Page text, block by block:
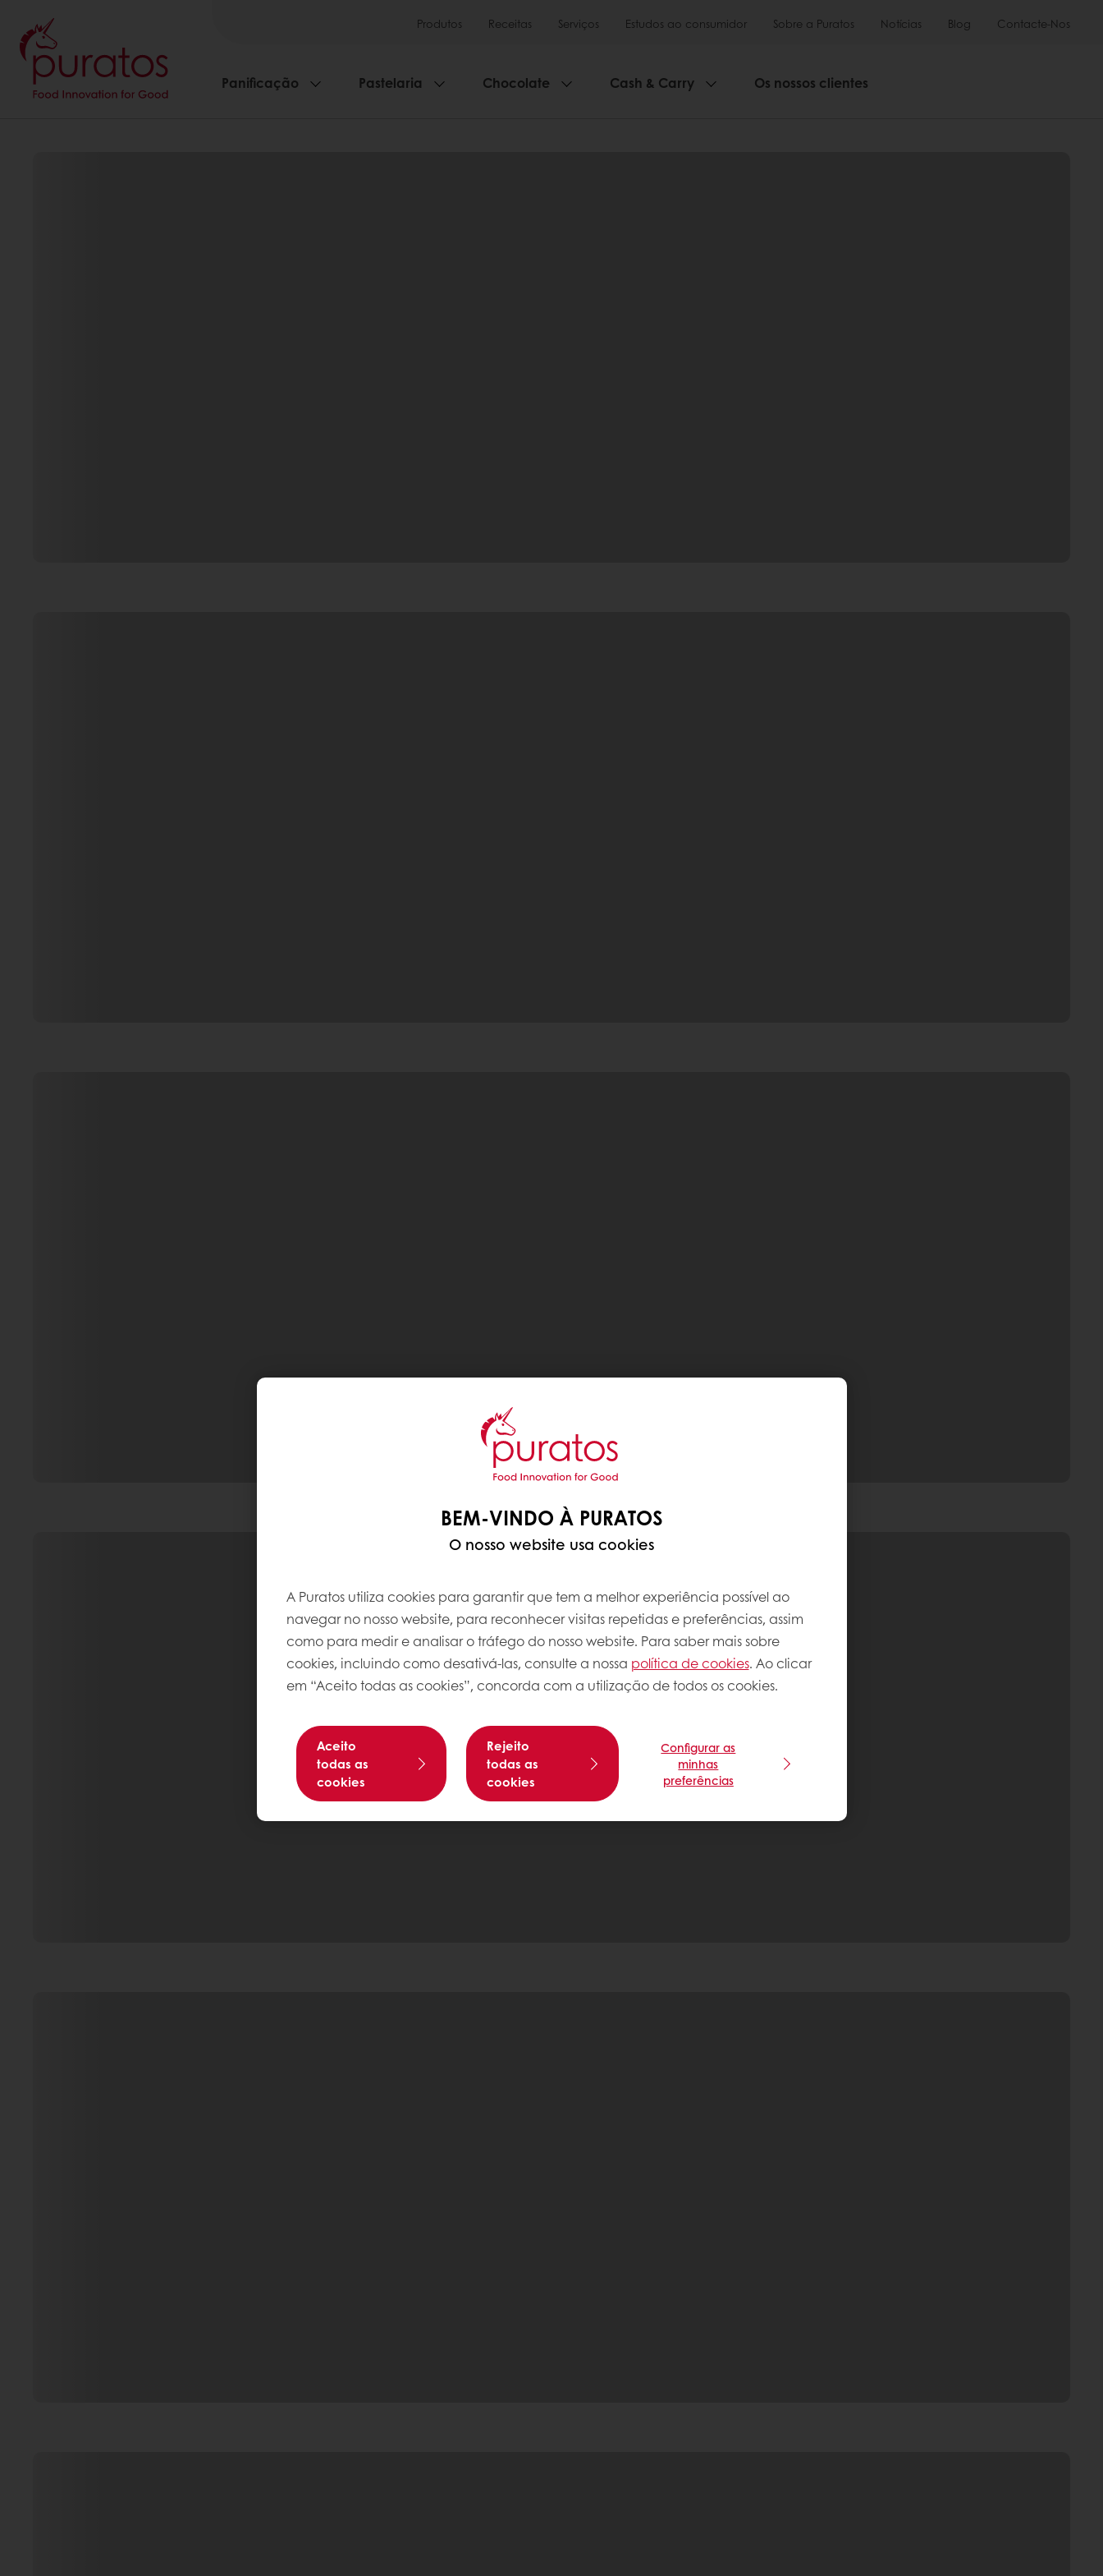
Produtos Receitas Serviços Estudos ao consumidor Sobre a Puratos Notícias Blog Contacte-Nos
Panificação Pastelaria Chocolate Cash & Carry Os nossos clientes
BEM-VINDO À PURATOS
O nosso website usa cookies
A Puratos utiliza cookies para garantir que tem a melhor experiência possível ao
navegar no nosso website, para reconhecer visitas repetidas e preferências, assim
como para medir e analisar o tráfego do nosso website. Para saber mais sobre
cookies, incluindo como desativá-las, consulte a nossa política de cookies. Ao clicar
em “Aceito todas as cookies”, concorda com a utilização de todos os cookies.
Aceito
todas as
cookies
Rejeito
todas as
cookies
Configurar as
minhas
preferências